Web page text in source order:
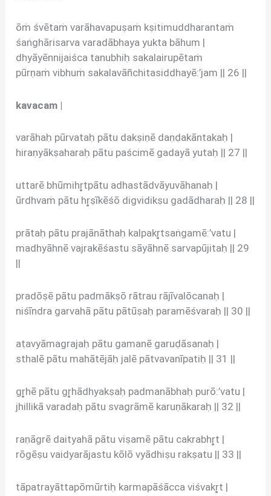
ōṁ śvētaṁ varāhavapuṣaṁ kṣitimuddharantaṁ
śaṅghārisarva varadābhaya yukta bāhum |
dhyāyēnnijaiśca tanubhiḥ sakalairupētaṁ
pūrṇaṁ vibhuṁ sakalavāñchitasiddhayē:’jam || 26 ||
kavacam |
varāhaḥ pūrvataḥ pātu dakṣiṇē daṇḍakāntakaḥ |
hiraṇyākṣaharaḥ pātu paścimē gadayā yutaḥ || 27 ||
uttarē bhūmihr̥tpātu adhastādvāyuvāhanaḥ |
ūrdhvaṁ pātu hr̥ṣīkēśō digvidikṣu gadādharaḥ || 28 ||
prātaḥ pātu prajānāthaḥ kalpakr̥tsaṅgamē:’vatu |
madhyāhnē vajrakēśastu sāyāhnē sarvapūjitaḥ || 29
||
pradōṣē pātu padmākṣō rātrau rājīvalōcanaḥ |
niśīndra garvahā pātu pātūṣaḥ paramēśvaraḥ || 30 ||
aṭavyāmagrajaḥ pātu gamanē garuḍāsanaḥ |
sthalē pātu mahātējāḥ jalē pātvavanīpatiḥ || 31 ||
gr̥hē pātu gr̥hādhyakṣaḥ padmanābhaḥ purō:’vatu |
jhillikā varadaḥ pātu svagrāmē karuṇākaraḥ || 32 ||
raṇāgrē daityahā pātu viṣamē pātu cakrabhr̥t |
rōgēṣu vaidyarājastu kōlō vyādhiṣu rakṣatu || 33 ||
tāpatrayāttapōmūrtiḥ karmapāśācca viśvakr̥t |